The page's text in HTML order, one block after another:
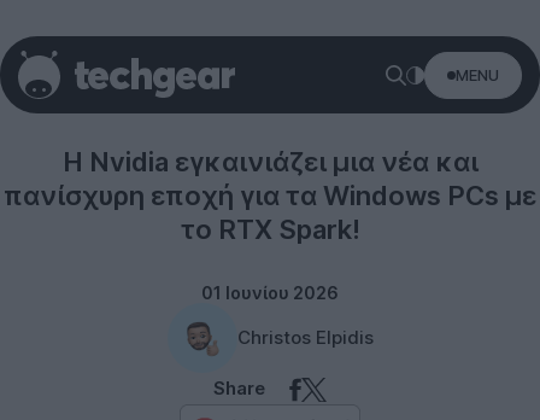
MENU
Technology
Η Nvidia εγκαινιάζει μια νέα και
πανίσχυρη εποχή για τα Windows PCs με
το RTX Spark!
01 Ιουνίου 2026
Christos Elpidis
Share